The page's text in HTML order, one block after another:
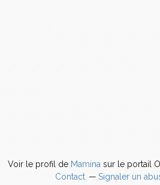
Voir le profil de Mamina sur le portail
Contact
Signaler un